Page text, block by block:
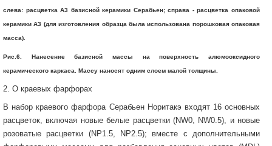
слева: расцветка А3 базисной керамики Серабьен; справа - расцветка опаковой
керамики А3 (для изготовления образца была использована порошковая опаковая
масса).
Рис.6. Нанесение базисной массы на поверхность алюмооксидного
керамического каркаса. Массу наносят одним слоем малой толщины.
2. О краевых фарфорах
В набор краевого фарфора Серабьен Норитакэ входят 16 основных
расцветок, включая новые белые расцветки (NW0, NW0.5), и новые
розоватые расцветки (NP1.5, NP2.5); вместе с дополнительными